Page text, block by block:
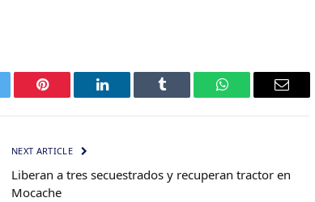
Pinterest LinkedIn Tumblr WhatsAppEmail
NEXT ARTICLE
Liberan a tres secuestrados y recuperan tractor en
Mocache